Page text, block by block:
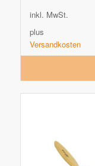
inkl. MwSt.
plus
Versandkosten